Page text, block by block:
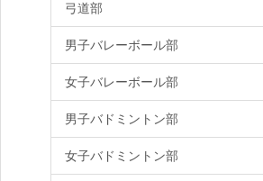
弓道部
男子バレーボール部
女子バレーボール部
男子バドミントン部
女子バドミントン部